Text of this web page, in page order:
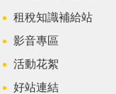
租稅知識補給站
影音專區
活動花絮
好站連結